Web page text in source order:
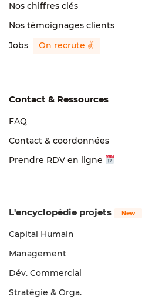
Nos chiffres clés
Nos témoignages clients
Jobs
Contact & Ressources
FAQ
Contact & coordonnées
Prendre RDV en ligne
L'encyclopédie projets
Capital Humain
Management
Dév. Commercial
Stratégie & Orga.